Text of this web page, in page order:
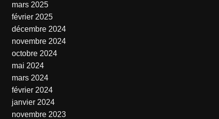
mars 2025
février 2025
décembre 2024
novembre 2024
octobre 2024
mai 2024
mars 2024
février 2024
janvier 2024
novembre 2023